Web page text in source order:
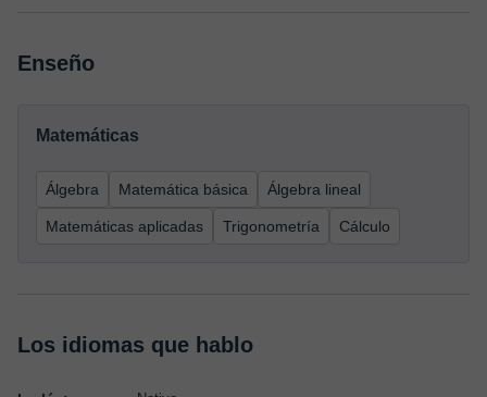
Enseño
Matemáticas
Álgebra Matemática básica Álgebra lineal
Matemáticas aplicadas Trigonometría Cálculo
Los idiomas que hablo